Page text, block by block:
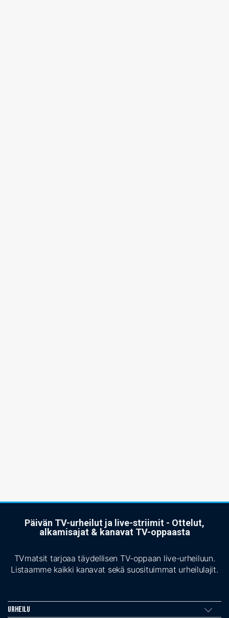
Päivän TV-urheilut ja live-striimit - Ottelut,
alkamisajat & kanavat TV-oppaasta
TVmatsit tarjoaa täydellisen TV-oppaan live-urheiluun.
Listaamme kaikki kanavat sekä suosituimmat urheilulajit.
Urheilu